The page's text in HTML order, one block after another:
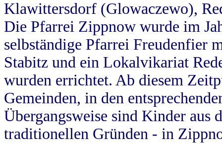
Klawittersdorf (Glowaczewo),
Die Pfarrei Zippnow wurde im
selbständige Pfarrei Freudenfier
Stabitz und ein Lokalvikariat
wurden errichtet. Ab diesem
Gemeinden, in den
Übergangsweise sind Kinder aus
traditionellen Gründen - in